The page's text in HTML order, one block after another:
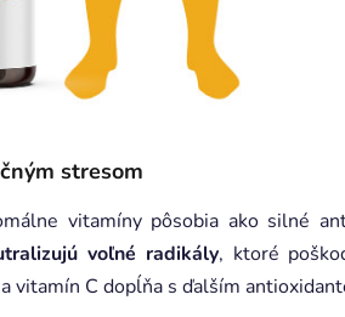
stresom
vitamíny pôsobia ako silné
voľné radikály, ktoré
vitamín C dopĺňa s ďalším